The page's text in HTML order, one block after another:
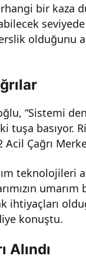
bir kaza
olduğunu
“Sistemi
tuşa basıyor.
Çağrı
teknolojileri
ihtiyaçları
konuştu.
Alındı